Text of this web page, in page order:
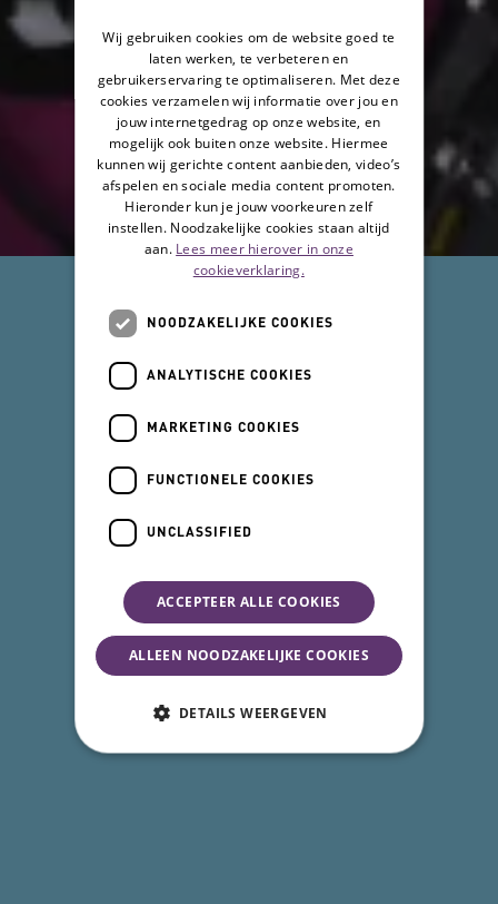
Wij gebruiken cookies om de website goed te
laten werken, te verbeteren en
gebruikerservaring te optimaliseren. Met deze
cookies verzamelen wij informatie over jou en
jouw internetgedrag op onze website, en
mogelijk ook buiten onze website. Hiermee
kunnen wij gerichte content aanbieden, video’s
afspelen en sociale media content promoten.
Hieronder kun je jouw voorkeuren zelf
instellen. Noodzakelijke cookies staan altijd
aan. Lees meer hierover in onze
cookieverklaring.
NOODZAKELIJKE COOKIES
ANALYTISCHE COOKIES
MARKETING COOKIES
FUNCTIONELE COOKIES
UNCLASSIFIED
ACCEPTEER ALLE COOKIES
ALLEEN NOODZAKELIJKE COOKIES
DETAILS WEERGEVEN